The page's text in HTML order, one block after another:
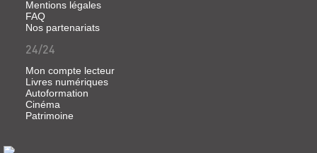
GARGANTUA
Livre
Rabelais,
François
Delagrave,
DES
GRANS
RO...
Livre
Calenzio,
Eliseo,
1554
Mentions légales
FAQ
Nos partenariats
24/24
Mon compte lecteur
Livres numériques
Autoformation
Cinéma
Patrimoine